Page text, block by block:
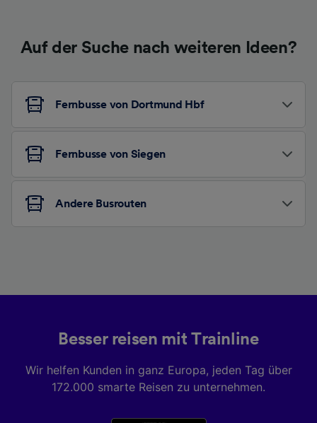
Auf der Suche nach weiteren Ideen?
Fernbusse von Dortmund Hbf
Fernbusse von Siegen
Andere Busrouten
Besser reisen mit Trainline
Wir helfen Kunden in ganz Europa, jeden Tag über
172.000 smarte Reisen zu unternehmen.